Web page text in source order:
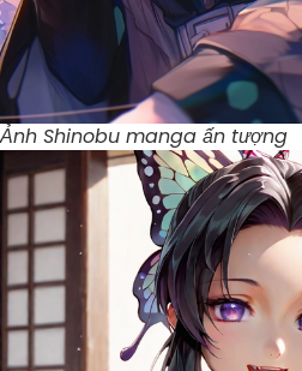
Ảnh Shinobu manga ấn tượng